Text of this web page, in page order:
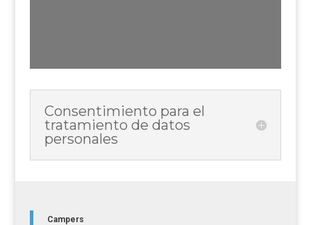
Consentimiento para el
tratamiento de datos
personales
Campers